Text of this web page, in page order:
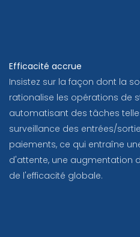
Efficacité accrue
Insistez sur la façon dont la
rationalise les opérations de
automatisant des tâches
surveillance des entrées/
paiements, ce qui entraîne
d'attente, une augmentation
de l'efficacité globale.